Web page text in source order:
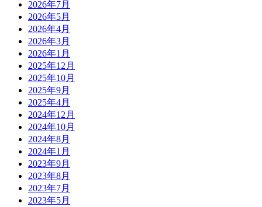
2026年7月
2026年5月
2026年4月
2026年3月
2026年1月
2025年12月
2025年10月
2025年9月
2025年4月
2024年12月
2024年10月
2024年8月
2024年1月
2023年9月
2023年8月
2023年7月
2023年5月